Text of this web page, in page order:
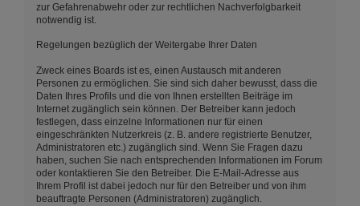
zur Gefahrenabwehr oder zur rechtlichen Nachverfolgbarkeit
notwendig ist.
Regelungen bezüglich der Weitergabe Ihrer Daten
Zweck eines Boards ist es, einen Austausch mit anderen
Personen zu ermöglichen. Sie sind sich daher bewusst, dass die
Daten Ihres Profils und die von Ihnen erstellten Beiträge im
Internet zugänglich sein können. Der Betreiber kann jedoch
festlegen, dass einzelne Informationen nur für einen
eingeschränkten Nutzerkreis (z. B. andere registrierte Benutzer,
Administratoren etc.) zugänglich sind. Wenn Sie Fragen dazu
haben, suchen Sie nach entsprechenden Informationen im Forum
oder kontaktieren Sie den Betreiber. Die E-Mail-Adresse aus
Ihrem Profil ist dabei jedoch nur für den Betreiber und von ihm
beauftragte Personen (Administratoren) zugänglich.